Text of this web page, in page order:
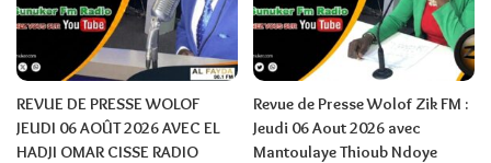
REVUE DE PRESSE WOLOF
JEUDI 06 AOÛT 2026 AVEC EL
HADJI OMAR CISSE RADIO
Revue de Presse Wolof Zik FM :
Jeudi 06 Aout 2026 avec
Mantoulaye Thioub Ndoye